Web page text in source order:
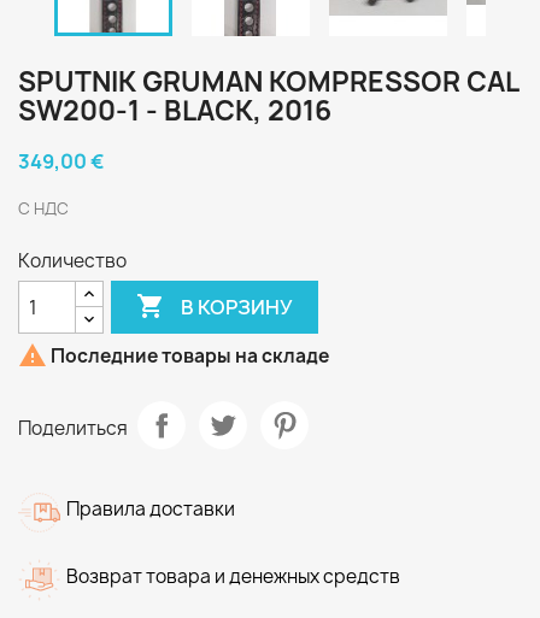
SPUTNIK GRUMAN KOMPRESSOR CAL
SW200-1 - BLACK, 2016
349,00 €
С НДС
Количество
 В КОРЗИНУ
 Последние товары на складе
Поделиться
Правила доставки
Возврат товара и денежных средств